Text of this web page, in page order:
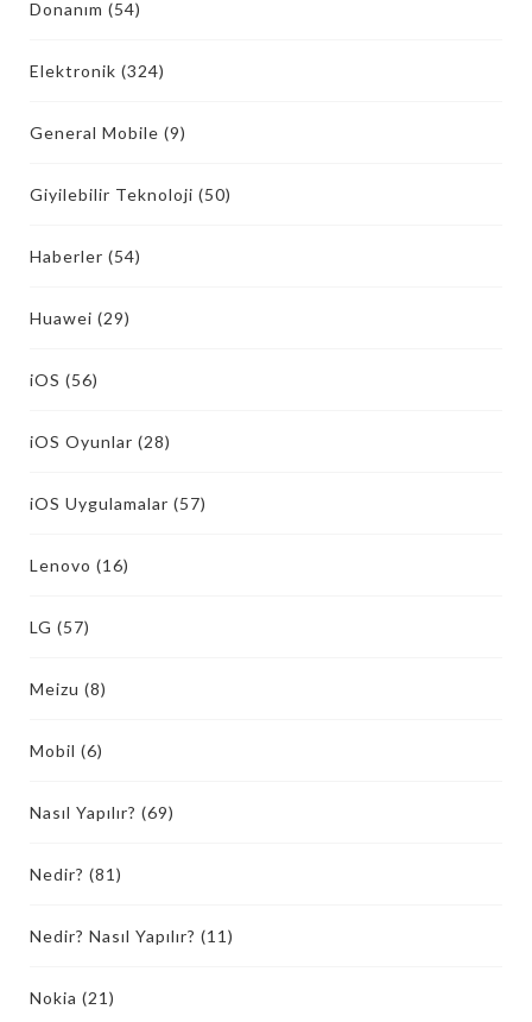
Donanım (54)
Elektronik (324)
General Mobile (9)
Giyilebilir Teknoloji (50)
Haberler (54)
Huawei (29)
iOS (56)
iOS Oyunlar (28)
iOS Uygulamalar (57)
Lenovo (16)
LG (57)
Meizu (8)
Mobil (6)
Nasıl Yapılır? (69)
Nedir? (81)
Nedir? Nasıl Yapılır? (11)
Nokia (21)